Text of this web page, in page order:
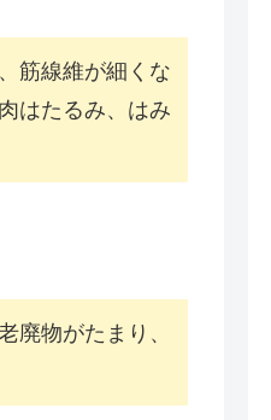
筋線維が細くな
はたるみ、はみ
廃物がたまり、